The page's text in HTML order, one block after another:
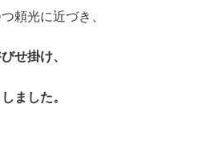
頼光に近づき、
せ掛け、
ました。